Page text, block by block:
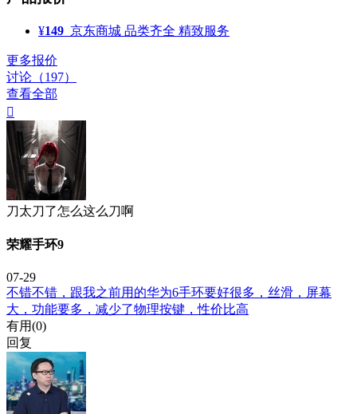
¥149 京东商城 品类齐全 精致服务
更多报价
讨论（197）
查看全部

刀太刀了怎么这么刀啊
荣耀手环9
07-29
不错不错，跟我之前用的华为6手环要好很多，丝滑，屏幕
大，功能要多，减少了物理按键，性价比高
有用(0)
回复